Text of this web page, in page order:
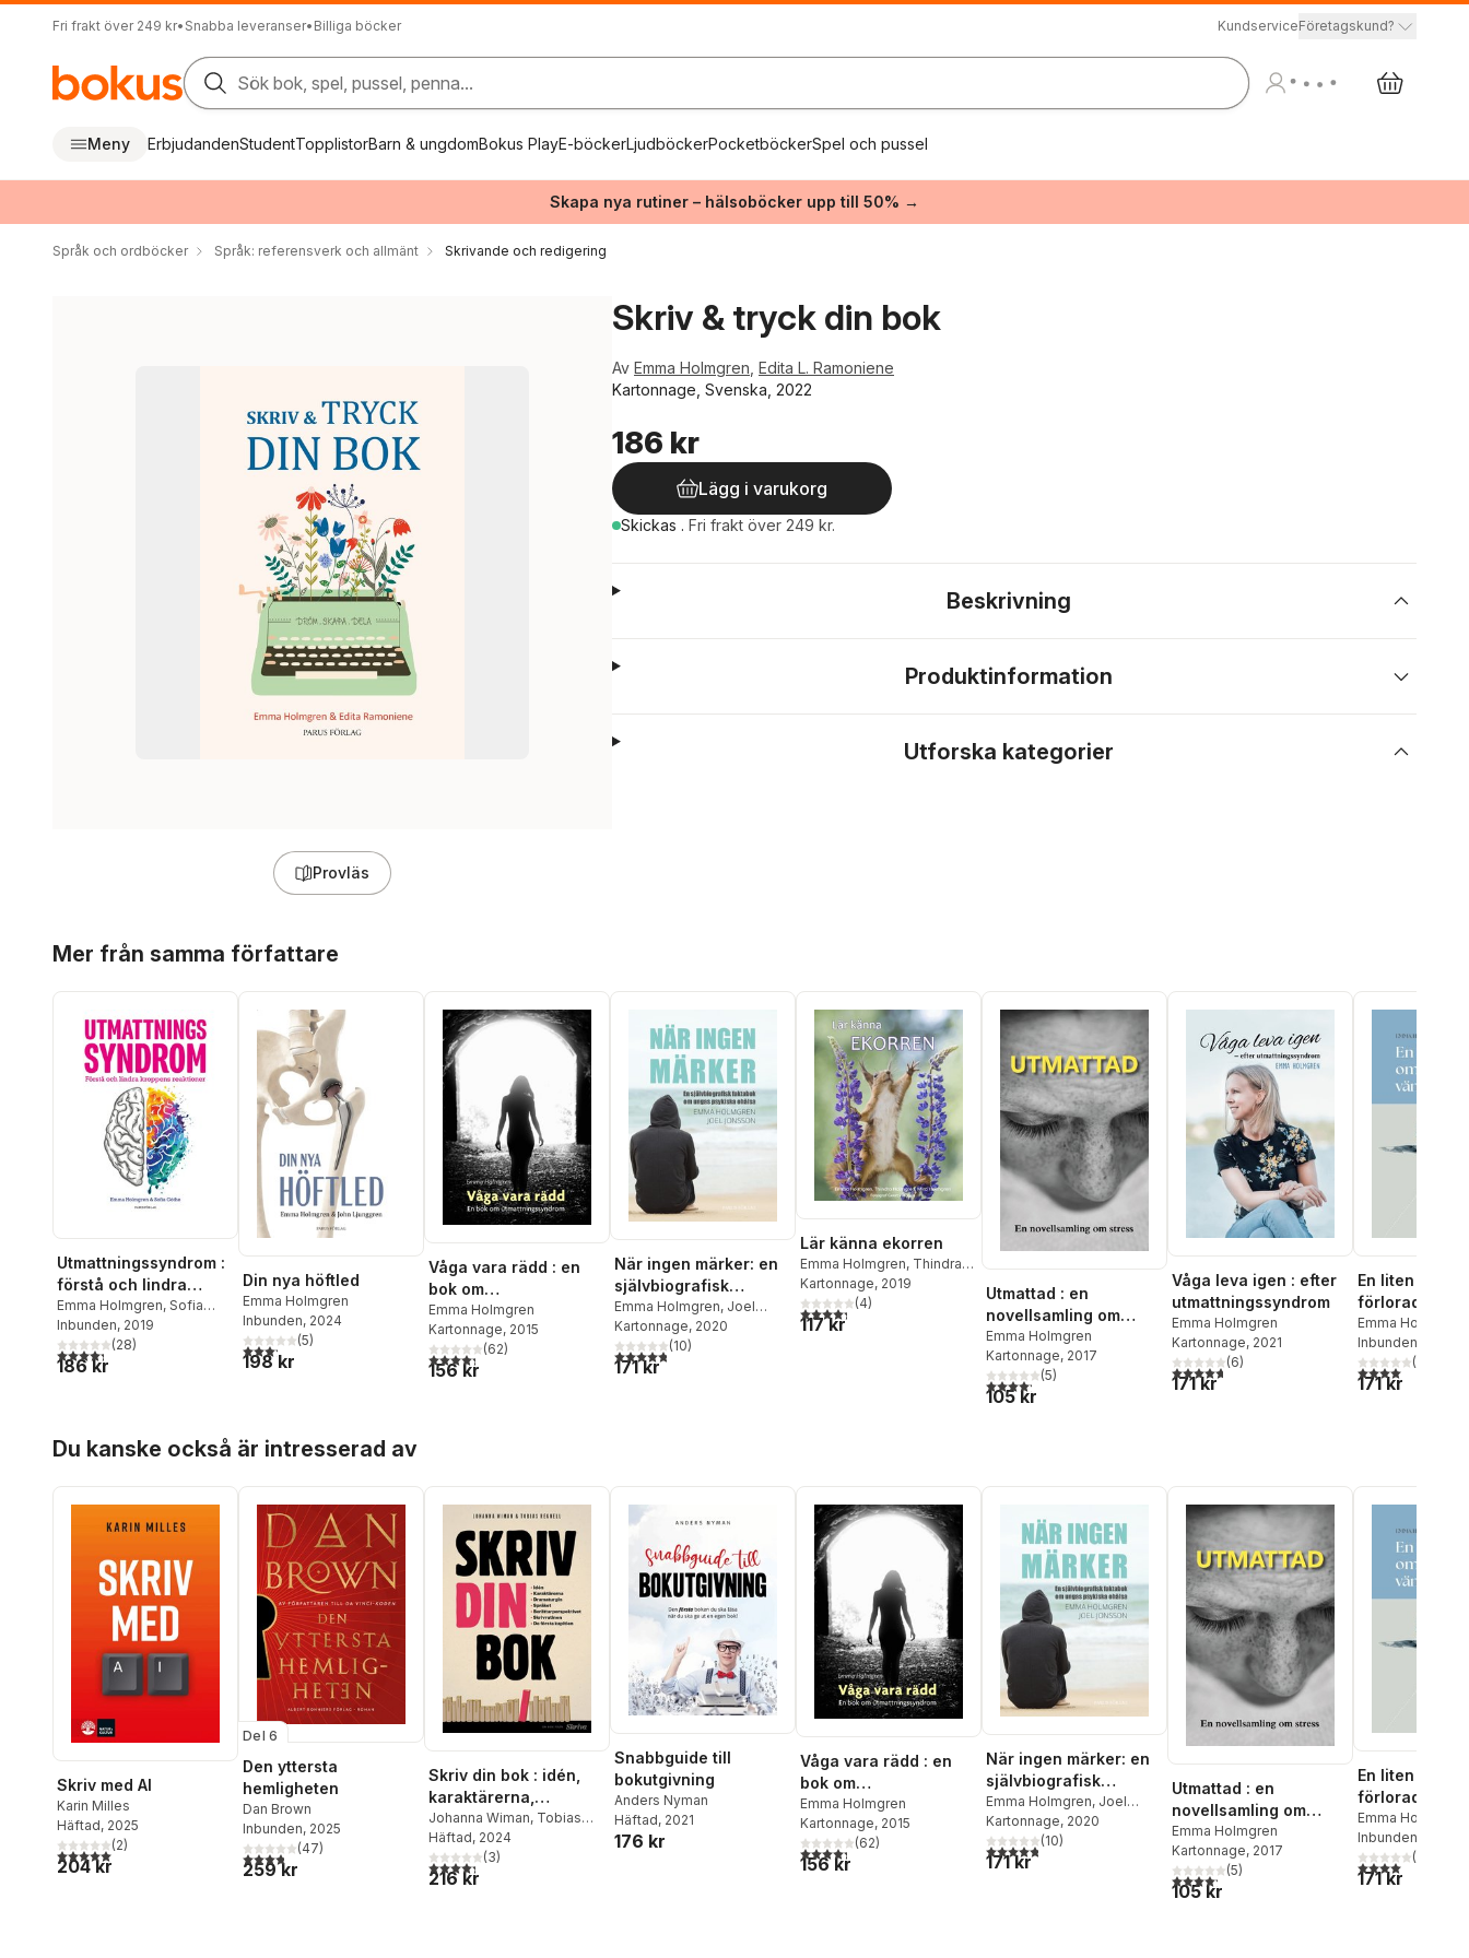
Fri frakt över 249 kr• Snabba leveranser• Billiga böcker KundserviceFöretagskund?
Sök bok, spel, pussel, penna...
Meny ErbjudandenStudentTopplistorBarn & ungdomBokus PlayE-böckerLjudböckerPocketböckerSpel och pussel
Skapa nya rutiner – hälsoböcker upp till 50% →
Språk och ordböcker Språk: referensverk och allmänt Skrivande och redigering
Provläs
Skriv & tryck din bok
Av Emma Holmgren Edita L. Ramoniene
Kartonnage, Svenska, 2022
186 kr
Lägg i varukorg
Skickas . Fri frakt över 249 kr.
Beskrivning
Produktinformation
Utforska kategorier
Mer från samma författare
Utmattningssyndrom :
förstå och lindra
kroppens reaktioner
Emma Holmgren, Sofia
Göthe
Inbunden, 2019
4,3utav 5 stjärnor. Totalt antal röster:
(28)
186 kr
Din nya höftled
Emma Holmgren
Inbunden, 2024
3,2utav 5 stjärnor. Totalt antal röster:
(5)
198 kr
Våga vara rädd : en
bok om
utmattningssyndrom
Emma Holmgren
Kartonnage, 2015
4,3utav 5 stjärnor. Totalt antal röster:
(62)
156 kr
När ingen märker: en
självbiografisk
faktabok om ungas
psykiska ohälsa
Emma Holmgren, Joel
Jonsson
Kartonnage, 2020
4,8utav 5 stjärnor. Totalt antal röster:
(10)
171 kr
Lär känna ekorren
Emma Holmgren, Thindra
Holmgren,Mira Holmgren
Kartonnage, 2019
4,3utav 5 stjärnor. Totalt antal röster:
(4)
117 kr
Utmattad : en
novellsamling om
stress
Emma Holmgren
Kartonnage, 2017
4,2utav 5 stjärnor. Totalt antal röster:
(5)
105 kr
Våga leva igen : efter
utmattningssyndrom
Emma Holmgren
Kartonnage, 2021
4,7utav 5 stjärnor. Totalt antal röster:
(6)
171 kr
En liten bok
förlorad
Emma Holmgren
Inbunden
4,0utav 5(
171 kr
Du kanske också är intresserad av
Skriv med AI
Karin Milles
Häftad, 2025
5,0utav 5 stjärnor. Totalt antal röster:
(2)
204 kr
Del 6
Den yttersta
hemligheten
Dan Brown
Inbunden, 2025
3,8utav 5 stjärnor. Totalt antal röster:
(47)
259 kr
Skriv din bok : idén,
karaktärerna,
dramaturgin, språket,
berättarperspektivet,
skrivrutinen, de första
kapitlen
Johanna Wiman, Tobias
Regnell
Häftad, 2024
4,3utav 5 stjärnor. Totalt antal röster:
(3)
216 kr
Snabbguide till
bokutgivning
Anders Nyman
Häftad, 2021
176 kr
Våga vara rädd : en
bok om
utmattningssyndrom
Emma Holmgren
Kartonnage, 2015
4,3utav 5 stjärnor. Totalt antal röster:
(62)
156 kr
När ingen märker: en
självbiografisk
faktabok om ungas
psykiska ohälsa
Emma Holmgren, Joel
Jonsson
Kartonnage, 2020
4,8utav 5 stjärnor. Totalt antal röster:
(10)
171 kr
Utmattad : en
novellsamling om
stress
Emma Holmgren
Kartonnage, 2017
4,2utav 5 stjärnor. Totalt antal röster:
(5)
105 kr
En liten bok
förlorad
Emma Holmgren
Inbunden
4,0utav 5(
171 kr